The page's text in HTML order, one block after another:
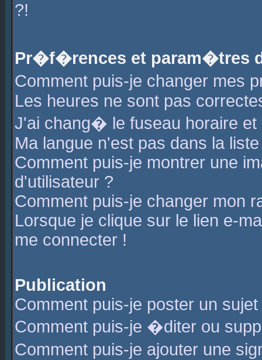
?!
Pr�f�rences et param�tres
Comment puis-je changer mes
Les heures ne sont pas
J'ai chang� le fuseau horaire
Ma langue n'est pas dans la
Comment puis-je montrer une
d'utilisateur ?
Comment puis-je changer mon
Lorsque je clique sur le lien e-
me connecter !
Publication
Comment puis-je poster un
Comment puis-je �diter ou
Comment puis-je ajouter une